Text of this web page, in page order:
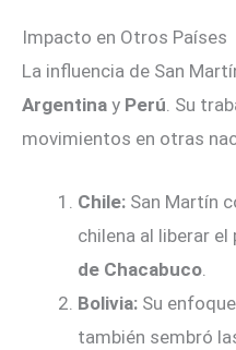
Impacto en Otros Países
La influencia de San
Argentina y Perú. Su
movimientos en otras
Chile: San Martín
chilena al liberar
de Chacabuco.
Bolivia: Su
también sembró